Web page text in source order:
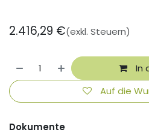
2.416,29 €(exkl. Steuern)
In
Auf die
Dokumente